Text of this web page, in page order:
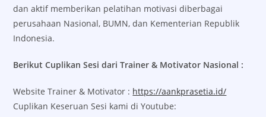
dan aktif memberikan pelatihan motivasi diberbagai
perusahaan Nasional, BUMN, dan Kementerian Republik
Indonesia.
Berikut Cuplikan Sesi dari Trainer & Motivator Nasional :
Website Trainer & Motivator : https://aankprasetia.id/
Cuplikan Keseruan Sesi kami di Youtube: